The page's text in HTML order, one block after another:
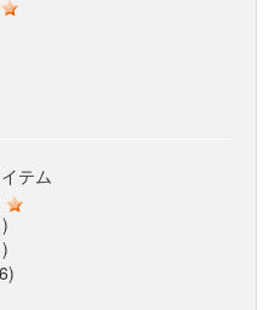
テム